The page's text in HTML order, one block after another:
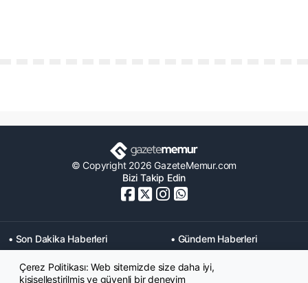
© Copyright 2026 GazeteMemur.com
Bizi Takip Edin
• Son Dakika Haberleri
• Gündem Haberleri
• Memurlar Haberleri
• KPSS Haberleri
• Ekonomi Haberleri
• Eğitim Haberleri
Çerez Politikası: Web sitemizde size daha iyi,
kişiselleştirilmiş ve güvenli bir deneyim